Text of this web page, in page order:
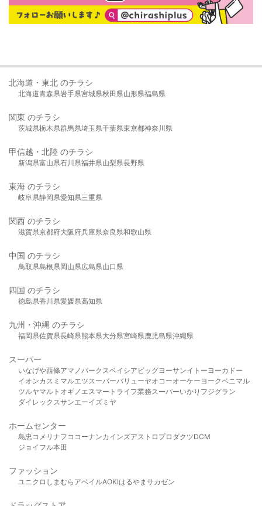
北海道・東北 のチラシ
北海道青森県岩手県宮城県秋田県山形県福島県
関東 のチラシ
茨城県栃木県群馬県埼玉県千葉県東京都神奈川県
甲信越・北陸 のチラシ
新潟県富山県石川県福井県山梨県長野県
東海 のチラシ
岐阜県静岡県愛知県三重県
関西 のチラシ
滋賀県京都府大阪府兵庫県奈良県和歌山県
中国 のチラシ
鳥取県島根県岡山県広島県山口県
四国 のチラシ
徳島県香川県愛媛県高知県
九州・沖縄 のチラシ
福岡県佐賀県長崎県熊本県大分県宮崎県鹿児島県沖縄県
スーパー
いなげや西條アマノパークスベイシア ビッグヨーサンイトーヨーカドー
イオンカスミ マルエツスーパーバリューヤオコーオーケー ヨークベニマル
ツルヤマルト オギノ エスマート ライフ業務スーパーいかり フジグラン
ダイレックスサンエーイズミヤ
ホームセンター
島忠 コメリ ナフコ コーナンカインズアストロプロダクツDCM
ジョイフル本田
ファッション
ユニクロ しまむら アベイルAOKIはるやま サカゼン